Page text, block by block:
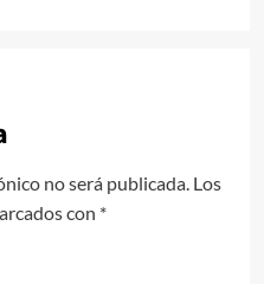
no será publicada. Los
con *